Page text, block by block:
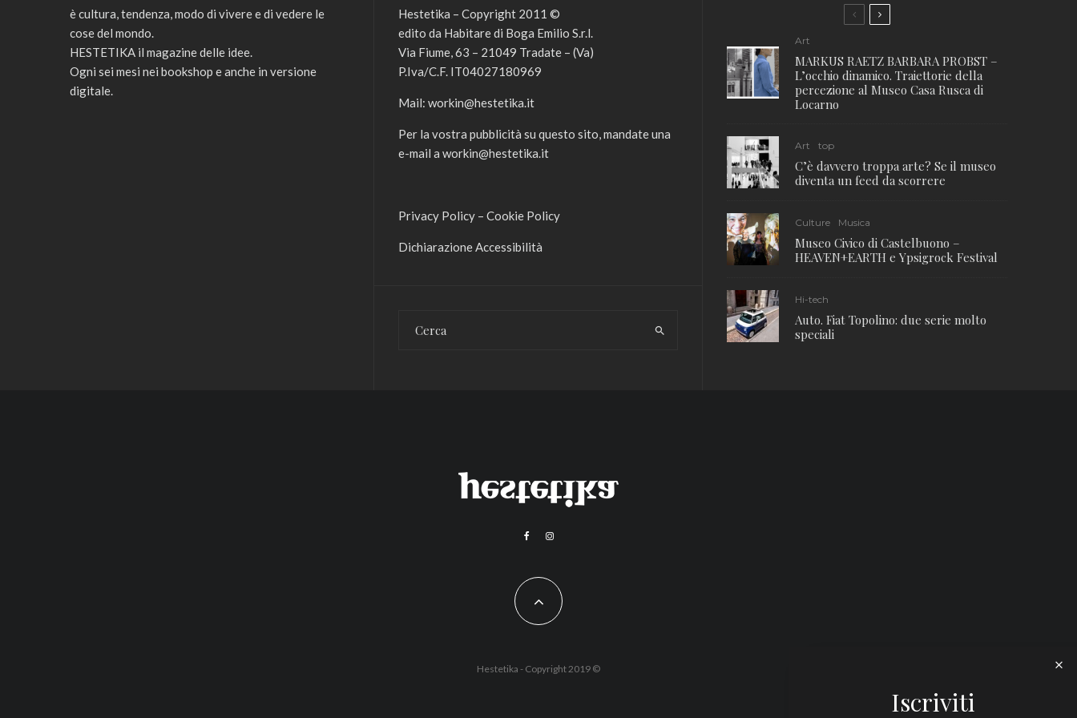
è cultura, tendenza, modo di vivere e di vedere le
cose del mondo.
HESTETIKA il magazine delle idee.
Ogni sei mesi nei bookshop e anche in versione
digitale.
Hestetika – Copyright 2011 ©
edito da Habitare di Boga Emilio S.r.l.
Via Fiume, 63 – 21049 Tradate – (Va)
P.Iva/C.F. IT04027180969
Mail: workin@hestetika.it
Per la vostra pubblicità su questo sito, mandate una
e-mail a workin@hestetika.it
Privacy Policy – Cookie Policy
Dichiarazione Accessibilità
Art
MARKUS RAETZ BARBARA PROBST –
L’occhio dinamico. Traiettorie della
percezione al Museo Casa Rusca di
Locarno
Art top
C’è davvero troppa arte? Se il museo
diventa un feed da scorrere
Culture Musica
Museo Civico di Castelbuono –
HEAVEN+EARTH e Ypsigrock Festival
Hi-tech
Auto. Fiat Topolino: due serie molto
speciali
Hestetika - Copyright 2019 ©
Iscriviti